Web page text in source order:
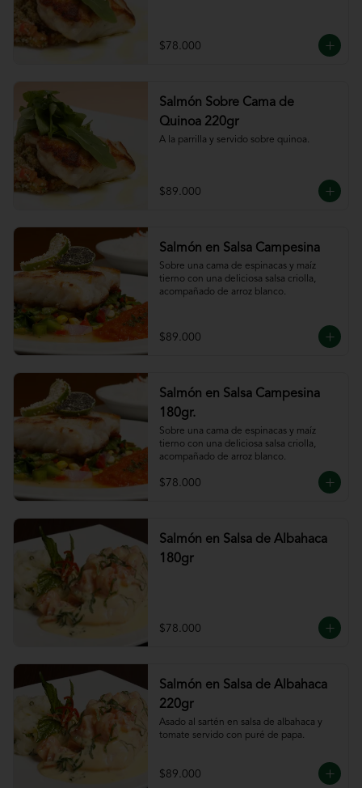
$78.000
Salmón Sobre Cama de
Quinoa 220gr
A la parrilla y servido sobre quinoa.
$89.000
Salmón en Salsa Campesina
Sobre una cama de espinacas y maíz
tierno con una deliciosa salsa criolla,
acompañado de arroz blanco.
$89.000
Salmón en Salsa Campesina
180gr.
Sobre una cama de espinacas y maíz
tierno con una deliciosa salsa criolla,
acompañado de arroz blanco.
$78.000
Salmón en Salsa de Albahaca
180gr
$78.000
Salmón en Salsa de Albahaca
220gr
Asado al sartén en salsa de albahaca y
tomate servido con puré de papa.
$89.000